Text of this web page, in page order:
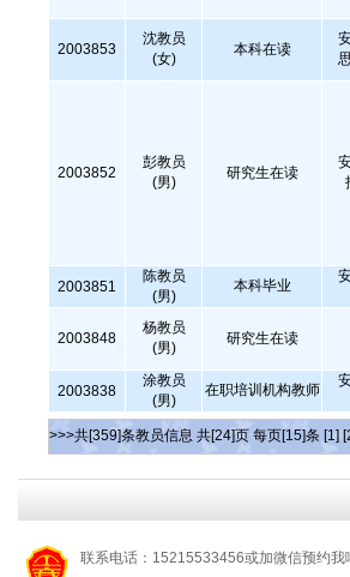
2003853
沈教员
(女)
本科在读
2003852
彭教员
(男)
研究生在读
2003851
陈教员
(男)
本科毕业
2003848
杨教员
(男)
研究生在读
2003838
涂教员
(男)
在职培训机构教师
>>>共[359]条教员信息 共[24]页 每页[15]条 [1]
联系电话：15215533456或加微信预约